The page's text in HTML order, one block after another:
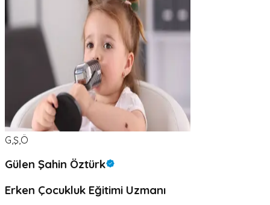
G,Ş,Ö
Gülen Şahin Öztürk
Erken Çocukluk Eğitimi Uzmanı